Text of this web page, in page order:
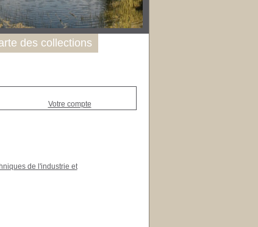
Votre compte
de l'industrie et
des collections